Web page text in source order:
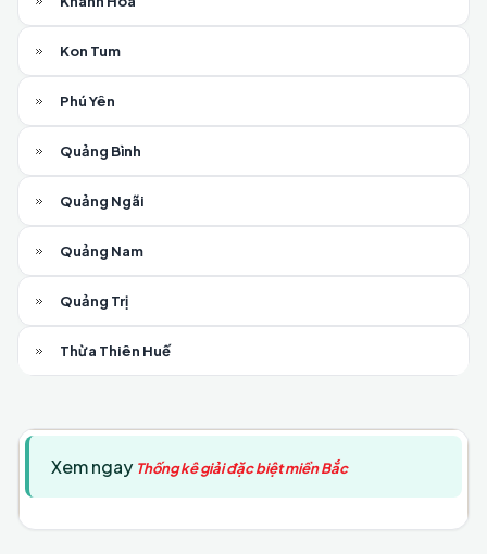
Kon Tum
Phú Yên
Quảng Bình
Quảng Ngãi
Quảng Nam
Quảng Trị
Thừa Thiên Huế
Xem ngay Thống kê giải đặc biệt miền Bắc